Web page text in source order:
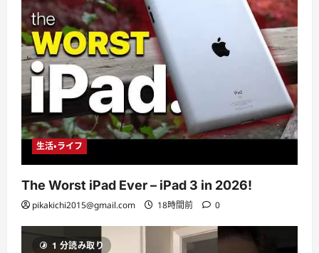
生活・ライフ
The Worst iPad Ever – iPad 3 in 2026!
pikakichi2015@gmail.com 18時間前 0
1 分読み取り